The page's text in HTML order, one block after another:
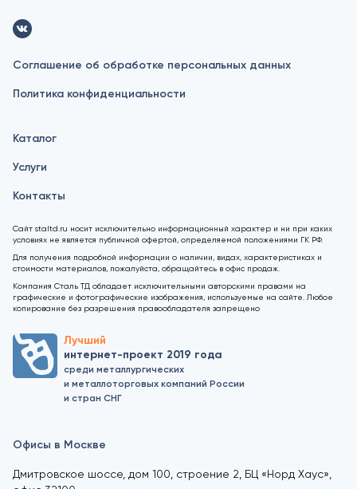
Соглашение об обработке персональных данных
Политика конфиденциальности
Каталог
Услуги
Контакты
Сайт staltd.ru носит исключительно информационный характер и ни при каких
условиях не является публичной офертой, определяемой положениями ГК РФ.
Для получения подробной информации о наличии, видах, характеристиках и
стоимости материалов, пожалуйста, обращайтесь в офис продаж.
Компания Сталь ТД обладает исключительными авторскими правами на
графические и фотографические изображения, используемые на сайте. Любое
копирование без разрешения правообладателя запрещено
Лучший
интернет-проект 2019 года
среди металлургических
и металлоторговых компаний России
и стран СНГ
Офисы в Москве
Дмитровское шоссе, дом 100, строение 2, БЦ «Норд Хаус»,